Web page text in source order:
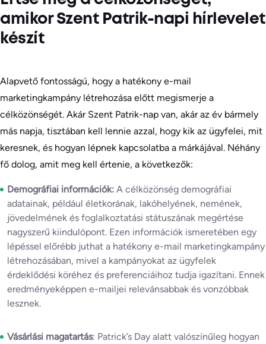
amikor Szent Patrik-napi hírlevelet
készít
Alapvető fontosságú, hogy a hatékony e-mail
marketingkampány létrehozása előtt megismerje a
célközönségét. Akár Szent Patrik-nap van, akár az év bármely
más napja, tisztában kell lennie azzal, hogy kik az ügyfelei, mit
keresnek, és hogyan lépnek kapcsolatba a márkájával. Néhány
fő dolog, amit meg kell értenie, a következők:
Demográfiai információk: A célközönség demográfiai
adatainak, például életkorának, lakóhelyének, nemének,
jövedelmének és foglalkoztatási státuszának megértése
nagyszerű kiindulópont. Ezen információk ismeretében egy
lépéssel előrébb juthat a hatékony e-mail marketingkampány
létrehozásában, mivel a kampányokat az ügyfelek
érdeklődési köréhez és preferenciáihoz tudja igazítani. Ennek
eredményeképpen e-mailjei relevánsabbak és vonzóbbak
lesznek.
Vásárlási magatartás: Patrick’s Day alatt valószínűleg hogyan